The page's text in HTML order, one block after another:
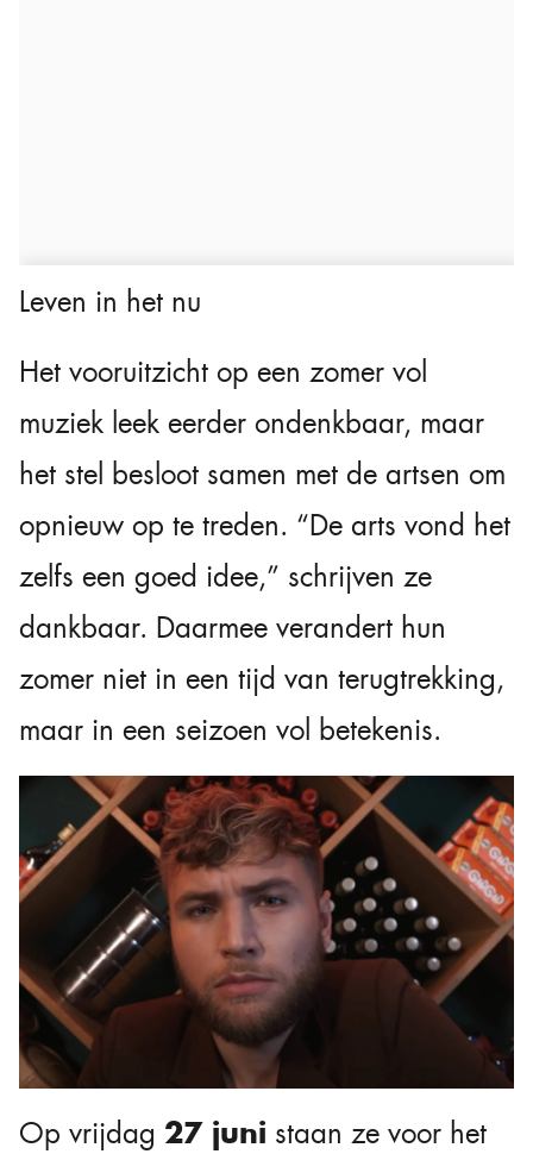
Leven in het nu
Het vooruitzicht op een zomer vol
muziek leek eerder ondenkbaar, maar
het stel besloot samen met de artsen om
opnieuw op te treden. “De arts vond het
zelfs een goed idee,” schrijven ze
dankbaar. Daarmee verandert hun
zomer niet in een tijd van terugtrekking,
maar in een seizoen vol betekenis.
Op vrijdag 27 juni staan ze voor het